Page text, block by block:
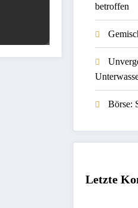
betroffen
Börse:
Letzte